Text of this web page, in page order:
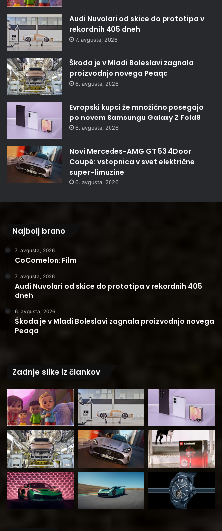
Audi Nuvolari od skice do prototipa v
rekordnih 405 dneh
7. avgusta, 2026
Škoda je v Mladi Boleslavi zagnala
proizvodnjo novega Peaqa
6. avgusta, 2026
Evropski kupci že množično posegajo
po novem Samsungu Galaxy Z Fold8
6. avgusta, 2026
Novi Mercedes-AMG GT 53 4Door
Coupé: vstopnica v svet električne
super-limuzine
6. avgusta, 2026
Najbolj brano
7. avgusta, 2026
CoComelon: Film
7. avgusta, 2026
Audi Nuvolari od skice do prototipa v rekordnih 405
dneh
6. avgusta, 2026
Škoda je v Mladi Boleslavi zagnala proizvodnjo novega
Peaqa
Zadnje slike iz člankov